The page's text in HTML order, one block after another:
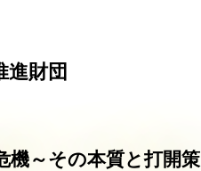
進財団
機～その本質と打開策